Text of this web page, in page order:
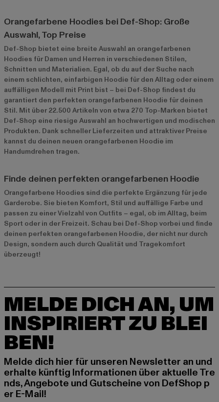
Orangefarbene Hoodies bei Def-Shop: Große
Auswahl, Top Preise
Def-Shop bietet eine breite Auswahl an orangefarbenen
Hoodies für Damen und Herren in verschiedenen Stilen,
Schnitten und Materialien. Egal, ob du auf der Suche nach
einem schlichten, einfarbigen Hoodie für den Alltag oder einem
auffälligen Modell mit Print bist – bei Def-Shop findest du
garantiert den perfekten orangefarbenen Hoodie für deinen
Stil. Mit über 22.500 Artikeln von etwa 270 Top-Marken bietet
Def-Shop eine riesige Auswahl an hochwertigen und modischen
Produkten. Dank schneller Lieferzeiten und attraktiver Preise
kannst du deinen neuen orangefarbenen Hoodie im
Handumdrehen tragen.
Finde deinen perfekten orangefarbenen Hoodie
Orangefarbene Hoodies sind die perfekte Ergänzung für jede
Garderobe. Sie bieten Komfort, Stil und auffällige Farbe und
passen zu einer Vielzahl von Outfits – egal, ob im Alltag, beim
Sport oder in der Freizeit. Schau bei Def-Shop vorbei und finde
deinen perfekten orangefarbenen Hoodie, der nicht nur durch
Design, sondern auch durch Qualität und Tragekomfort
überzeugt!
MELDE DICH AN, UM
INSPIRIERT ZU BLEI
BEN!
Melde dich hier für unseren Newsletter an und
erhalte künftig Informationen über aktuelle Tre
nds, Angebote und Gutscheine von DefShop p
er E-Mail!